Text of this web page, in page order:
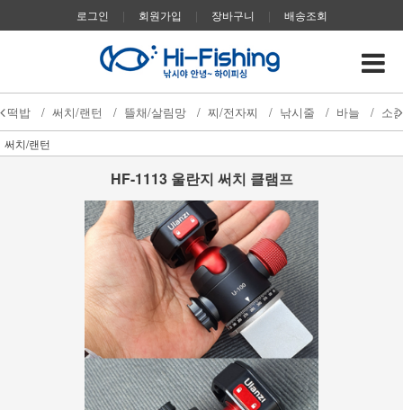
로그인 | 회원가입 | 장바구니 | 배송조회
떡밥 / 써치/랜턴 / 뜰채/살림망 / 찌/전자찌 / 낚시줄 / 바늘 / 소
써치/랜턴
HF-1113 울란지 써치 클램프